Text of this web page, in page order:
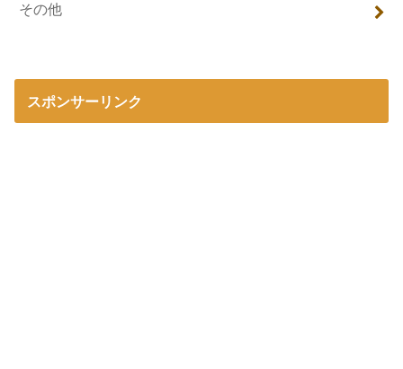
その他
スポンサーリンク